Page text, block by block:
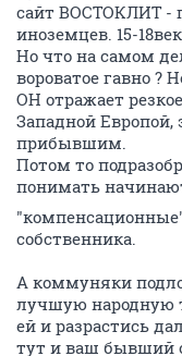
сайт ВОСТОКЛИТ -
иноземцев. 15-
Но что на самом
вороватое гавно ?
ОН отражает
Западной Европой,
прибывшим.
Потом то
понимать
собственника.
А коммуняки
лучшую народную
ей и разрастись
тут и ваш бывший